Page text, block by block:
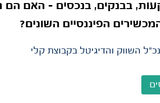
בבנקים, בנכסים – האם הם
הפיננסיים השונים?
השווק והדיגיטל בקבוצת קלי